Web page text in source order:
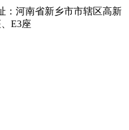
：河南省新乡市市辖区高新
E3座